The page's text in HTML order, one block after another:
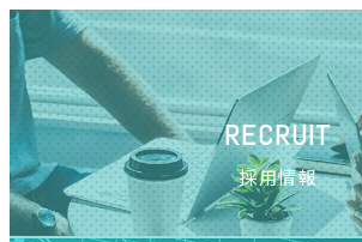
RECRUIT
採用情報